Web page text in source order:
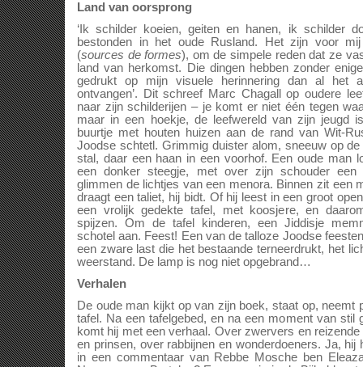
Land van oorsprong
‘Ik schilder koeien, geiten en hanen, ik schilder
bestonden in het oude Rusland. Het zijn voor
(sources de formes), om de simpele reden dat ze
land van herkomst. Die dingen hebben zonder
gedrukt op mijn visuele herinnering dan al het
ontvangen’. Dit schreef Marc Chagall op oudere
naar zijn schilderijen – je komt er niet één tegen
maar in een hoekje, de leefwereld van zijn jeugd
buurtje met houten huizen aan de rand van Wit-
Joodse schtetl. Grimmig duister alom, sneeuw op
stal, daar een haan in een voorhof. Een oude man
een donker steegje, met over zijn schouder
glimmen de lichtjes van een menora. Binnen zit een
draagt een taliet, hij bidt. Of hij leest in een groot
een vrolijk gedekte tafel, met koosjere, en
spijzen. Om de tafel kinderen, een Jiddisje
schotel aan. Feest! Een van de talloze Joodse
een zware last die het bestaande terneerdrukt, het
weerstand. De lamp is nog niet opgebrand…
Verhalen
De oude man kijkt op van zijn boek, staat op, neemt
tafel. Na een tafelgebed, en na een moment van stil
komt hij met een verhaal. Over zwervers en
en prinsen, over rabbijnen en wonderdoeners. Ja, hij
in een commentaar van Rebbe Mosche ben